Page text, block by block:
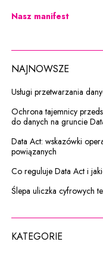
Nasz manifest
NAJNOWSZE
Usługi przetwarzania
Ochrona tajemnicy
do danych na gruncie
Data Act: wskazówki
powiązanych
Co reguluje Data Act i
Ślepa uliczka cyfrowych
KATEGORIE